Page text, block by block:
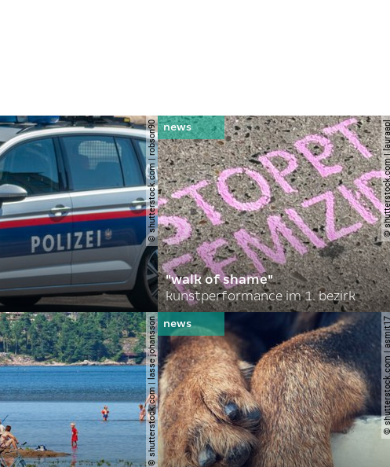
© shutterstock.com | robson90 ©
"walk of shame"
kunstperformance im 1. bezirk
© shutterstock.com | lasse johansson ©